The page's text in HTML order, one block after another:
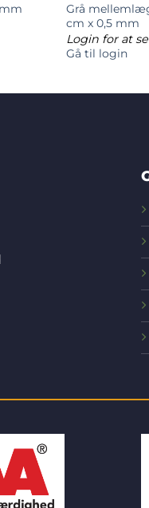
Grå
cm x 0,5 mm
Login for at
Gå til login